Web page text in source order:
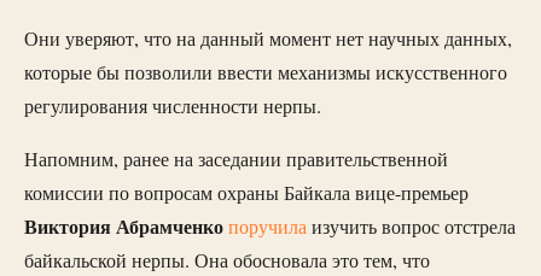
Они уверяют, что на данный момент нет научных данных,
которые бы позволили ввести механизмы искусственного
регулирования численности нерпы.
Напомним, ранее на заседании правительственной
комиссии по вопросам охраны Байкала вице-премьер
ВикторияАбрамченкопоручилаизучить вопрос отстрела
байкальской нерпы. Она обосновала это тем, что